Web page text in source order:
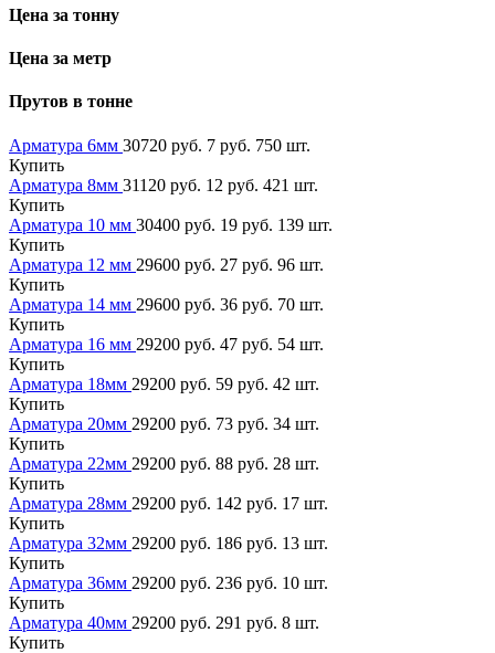
Цена за тонну
Цена за метр
Прутов в тонне
Арматура 6мм 30720 руб. 7 руб. 750 шт.
Купить
Арматура 8мм 31120 руб. 12 руб. 421 шт.
Купить
Арматура 10 мм 30400 руб. 19 руб. 139 шт.
Купить
Арматура 12 мм 29600 руб. 27 руб. 96 шт.
Купить
Арматура 14 мм 29600 руб. 36 руб. 70 шт.
Купить
Арматура 16 мм 29200 руб. 47 руб. 54 шт.
Купить
Арматура 18мм 29200 руб. 59 руб. 42 шт.
Купить
Арматура 20мм 29200 руб. 73 руб. 34 шт.
Купить
Арматура 22мм 29200 руб. 88 руб. 28 шт.
Купить
Арматура 28мм 29200 руб. 142 руб. 17 шт.
Купить
Арматура 32мм 29200 руб. 186 руб. 13 шт.
Купить
Арматура 36мм 29200 руб. 236 руб. 10 шт.
Купить
Арматура 40мм 29200 руб. 291 руб. 8 шт.
Купить